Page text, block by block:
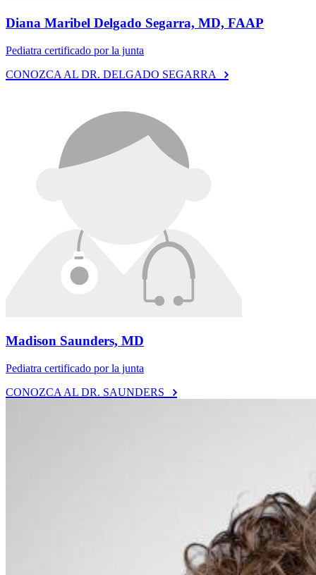
Diana Maribel Delgado Segarra, MD, FAAP
Pediatra certificado por la junta
CONOZCA AL DR. DELGADO SEGARRA
Madison Saunders, MD
Pediatra certificado por la junta
CONOZCA AL DR. SAUNDERS